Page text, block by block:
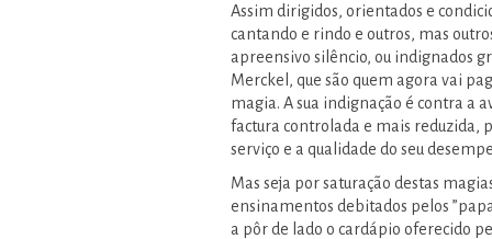
Assim dirigidos, orientados e
cantando e rindo e outros, mas
apreensivo silêncio, ou indignados
Merckel, que são quem agora vai
magia. A sua indignação é contra a
factura controlada e mais reduzida,
serviço e a qualidade do seu
Mas seja por saturação destas
ensinamentos debitados pelos
a pôr de lado o cardápio oferecido